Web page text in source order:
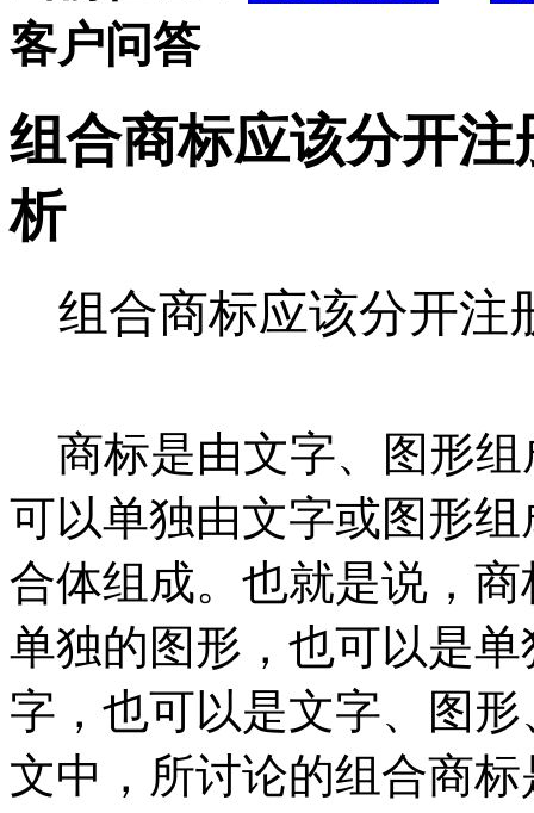
客户问答
组合商标应该分开
析
组合商标应该分开注
商标是由文字、图形组
可以单独由文字或图形
合体组成。也就是说，
单独的图形，也可以是
字，也可以是文字、图
文中，所讨论的组合商